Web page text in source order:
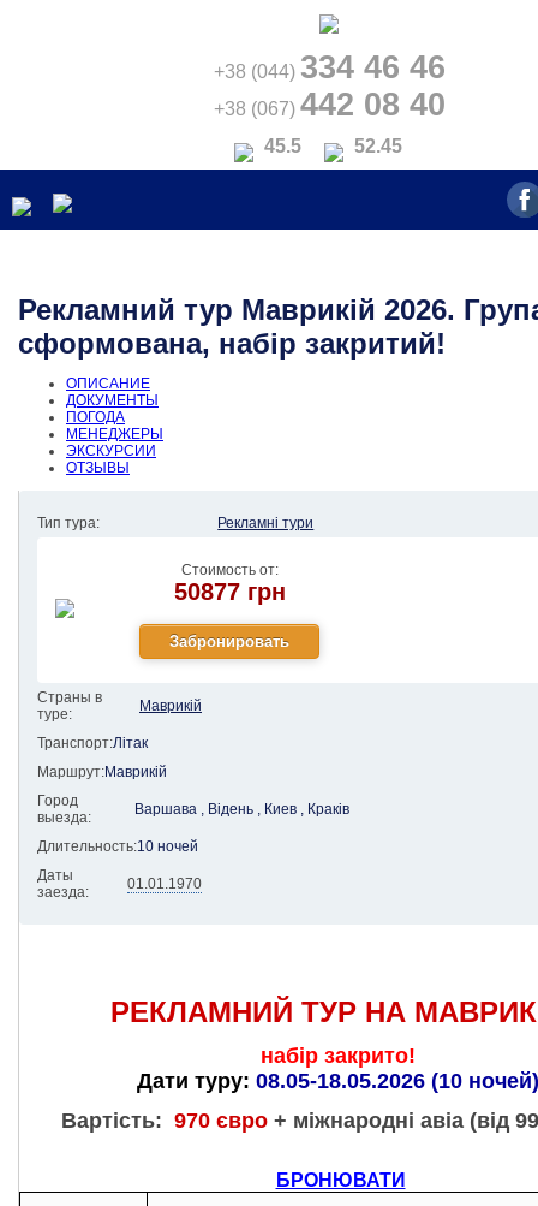
+38 (044) 334 46 46
+38 (067) 442 08 40
45.5 52.45
Рекламний тур Маврикій 2026.
сформована, набір закритий!
ОПИСАНИЕ
ДОКУМЕНТЫ
ПОГОДА
МЕНЕДЖЕРЫ
ЭКСКУРСИИ
ОТЗЫВЫ
Тип тура: Рекламні тури
Стоимость от:
50877 грн
Страны в
туре:
Маврикій
Транспорт:Літак
Маршрут:Маврикій
Город
выезда:
Варшава , Відень , Киев , Краків
Длительность:10 ночей
Даты
заезда:
01.01.1970
РЕКЛАМНИЙ ТУР НА
набір закрито!
Дати туру: 08.05-18.05.2026 (10 ночей)
Вартість: 970 євро + міжнародні авіа (від
БРОНЮВАТИ